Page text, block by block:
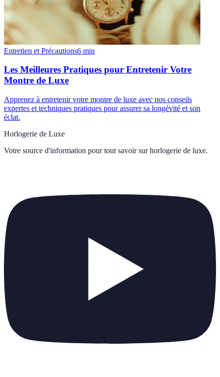
Entretien et Précautions6 min
Les Meilleures Pratiques pour Entretenir Votre
Montre de Luxe
Apprenez à entretenir votre montre de luxe avec nos conseils
expertes et techniques pratiques pour assurer sa longévité et son
éclat.
Horlogerie de Luxe
Votre source d'information pour tout savoir sur horlogerie de luxe.